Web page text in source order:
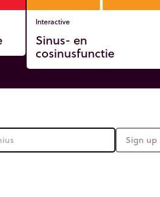
Interactive
Sinus- en
cosinusfunctie
Sign up